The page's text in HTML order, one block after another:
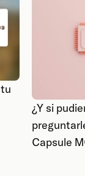
¿Y si
Capsule